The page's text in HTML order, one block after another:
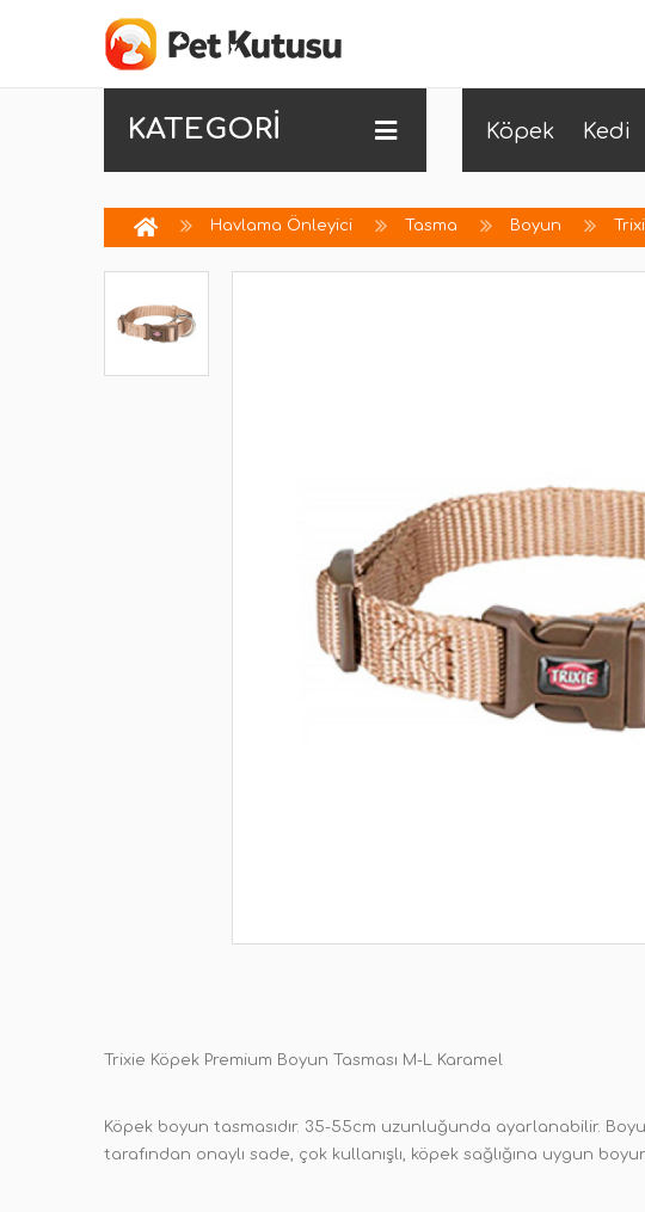
KATEGORİ Köpek Kedi
Havlama Önleyici Tasma Boyun
Trixie Köpek Premium Boyun Tasması M-L Karamel
Köpek boyun tasmasıdır. 35-55cm uzunluğunda ayarlanabilir.
tarafından onaylı sade, çok kullanışlı, köpek sağlığına uygun